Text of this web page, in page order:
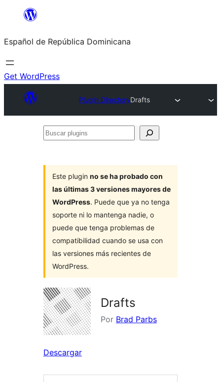
Saltar
contenido
Español de República Dominicana
Get WordPress
Plugin DirectoryDrafts
Buscar
Este plugin no se ha probado con
las últimas 3 versiones mayores de
WordPress. Puede que ya no tenga
soporte ni lo mantenga nadie, o
puede que tenga problemas de
compatibilidad cuando se usa con
las versiones más recientes de
WordPress.
Drafts
Por Brad Parbs
Descargar